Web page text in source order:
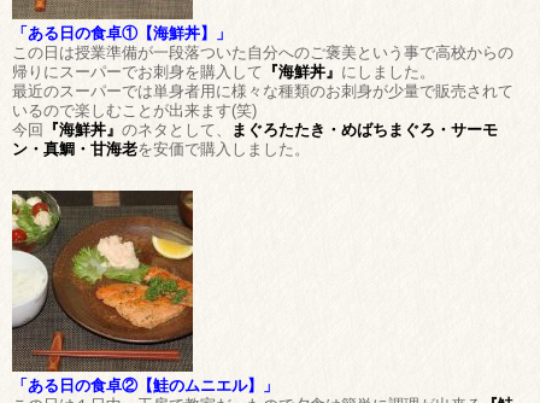
「ある日の食卓①【海鮮丼】」
この日は授業準備が一段落ついた自分へのご褒美という事で高校からの
帰りにスーパーでお刺身を購入して 『海鮮丼』 にしました。
最近のスーパーでは単身者用に様々な種類のお刺身が少量で販売されて
いるので楽しむことが出来ます(笑)
今回 『海鮮丼』 のネタとして、
まぐろたたき・めばちまぐろ・サーモ
ン・真鯛・甘海老を安価で購入しました。
「ある日の食卓②【鮭のムニエル】」